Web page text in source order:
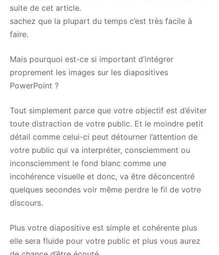
suite de cet article.
sachez que la plupart du temps c’est très facile à
faire.
Mais pourquoi est-ce si important d’intégrer
proprement les images sur les diapositives
PowerPoint ?
Tout simplement parce que votre objectif est d’éviter
toute distraction de votre public. Et le moindre petit
détail comme celui-ci peut détourner l’attention de
votre public qui va interpréter, consciemment ou
inconsciemment le fond blanc comme une
incohérence visuelle et donc, va être déconcentré
quelques secondes voir même perdre le fil de votre
discours.
Plus votre diapositive est simple et cohérente plus
elle sera fluide pour votre public et plus vous aurez